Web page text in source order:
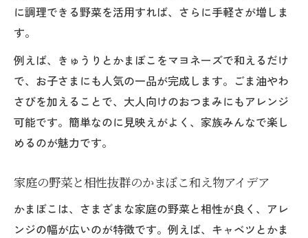
に調理できる野菜を活用すれば、さらに手軽さが増しま
す。
例えば、きゅうりとかまぼこをマヨネーズで和えるだけ
で、お子さまにも人気の一品が完成します。ごま油やわ
さびを加えることで、大人向けのおつまみにもアレンジ
可能です。簡単なのに見映えがよく、家族みんなで楽し
めるのが魅力です。
家庭の野菜と相性抜群のかまぼこ和え物アイデア
かまぼこは、さまざまな家庭の野菜と相性が良く、アレ
ンジの幅が広いのが特徴です。例えば、キャベツとかま